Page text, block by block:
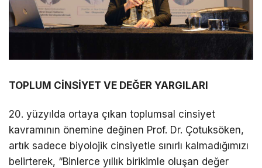
TOPLUM CİNSİYET VE DEĞER YARGILARI
20. yüzyılda ortaya çıkan toplumsal cinsiyet
kavramının önemine değinen Prof. Dr. Çotuksöken,
artık sadece biyolojik cinsiyetle sınırlı kalmadığımızı
belirterek, “Binlerce yıllık birikimle oluşan değer